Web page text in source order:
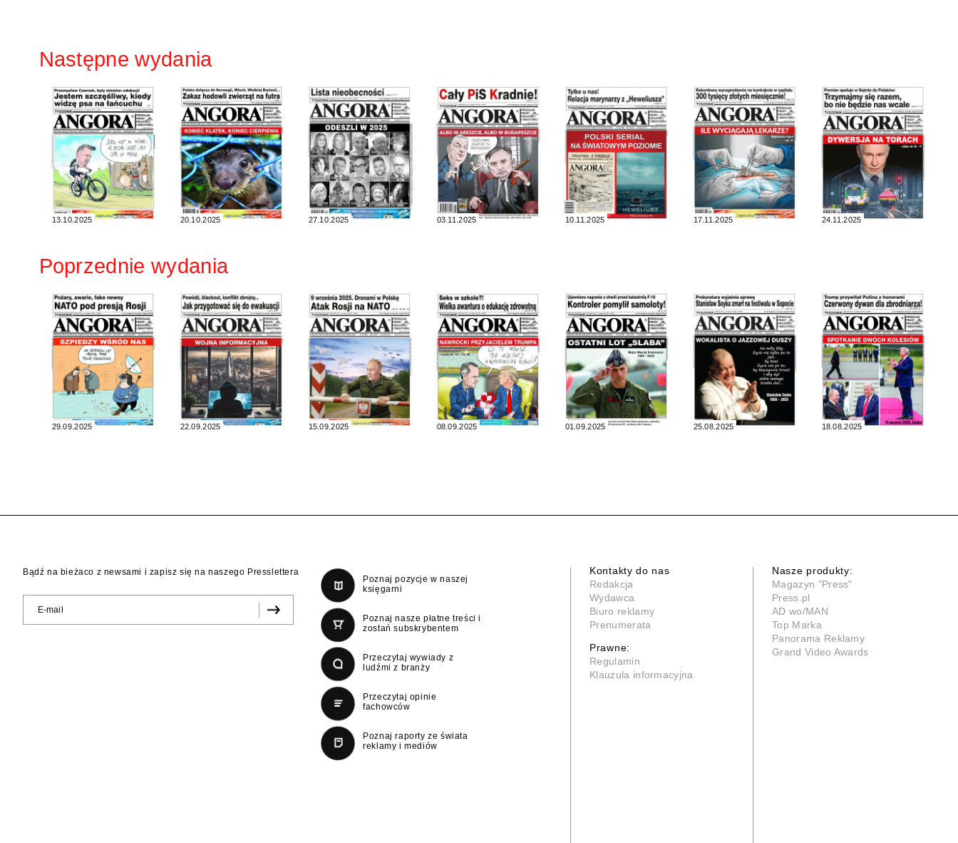
Następne wydania
13.10.2025 20.10.2025 27.10.2025 03.11.2025 10.11.2025 17.11.2025 24.11.2025
Poprzednie wydania
29.09.2025 22.09.2025 15.09.2025 08.09.2025 01.09.2025 25.08.2025 18.08.2025
Bądź na bieżaco z newsami i zapisz się na naszego Presslettera
Poznaj pozycje w naszej
księgarni
Poznaj nasze płatne treści i
zostań subskrybentem
Przeczytaj wywiady z
ludźmi z branży
Przeczytaj opinie
fachowców
Poznaj raporty ze świata
reklamy i mediów
Kontakty do nas
Redakcja
Wydawca
Biuro reklamy
Prenumerata
Prawne:
Regulamin
Klauzula informacyjna
Nasze produkty:
Magazyn "Press"
Press.pl
AD wo/MAN
Top Marka
Panorama Reklamy
Grand Video Awards